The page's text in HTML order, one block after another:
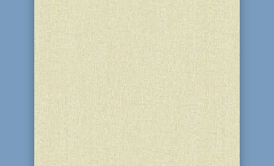
мероприятие было посвящено
предстоящему празднику Шавуот -
дню дарования Торы на горе Синай 6
сивана на 50 день Омера. Участницы
клуба под...